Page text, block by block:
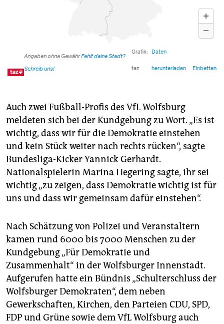
Auch zwei Fußball-Profis des VfL Wolfsburg
meldeten sich bei der Kundgebung zu Wort. „Es ist
wichtig, dass wir für die Demokratie einstehen
und kein Stück weiter nach rechts rücken“, sagte
Bundesliga-Kicker Yannick Gerhardt.
Nationalspielerin Marina Hegering sagte, ihr sei
wichtig „zu zeigen, dass Demokratie wichtig ist für
uns und dass wir gemeinsam dafür einstehen“.
Nach Schätzung von Polizei und Veranstaltern
kamen rund 6000 bis 7000 Menschen zu der
Kundgebung „Für Demokratie und
Zusammenhalt“ in der Wolfsburger Innenstadt.
Aufgerufen hatte ein Bündnis „Schulterschluss der
Wolfsburger Demokraten“, dem neben
Gewerkschaften, Kirchen, den Parteien CDU, SPD,
FDP und Grüne sowie dem VfL Wolfsburg auch